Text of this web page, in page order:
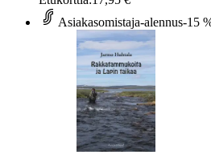
Asiakasomistaja-alennus-15